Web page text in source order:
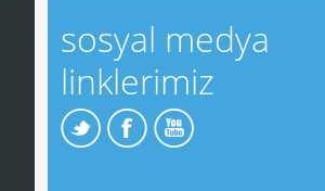
sosyal medya
linklerimiz